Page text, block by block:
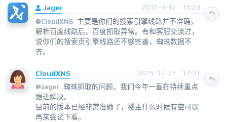
Jager
2015-3-12 · 16:23
@CloudXNS 主要是你们的搜索引擎线路并不准确，
解析百度线路后，百度抓取异常。有和客服交流过，
说你们的搜索页引擎线路还不够完善，蜘蛛数据不
齐。
CloudXNS
2015-12-25 · 17:31
@Jager 蜘蛛抓取的问题，我们今年一直在持续重点
跟进解决。
目前的版本已经非常准确了，楼主什么时候有空可以
再来尝试下看。